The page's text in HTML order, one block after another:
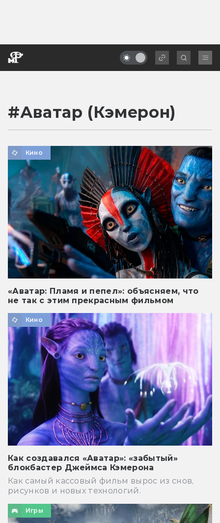
#Аватар (Кэмерон)
Кино
«Аватар: Пламя и пепел»: объясняем, что
не так с этим прекрасным фильмом
Кино
Как создавался «Аватар»: «забытый»
блокбастер Джеймса Кэмерона
Как самый кассовый фильм вырос из снов,
рисунков и новых технологий.
Игры